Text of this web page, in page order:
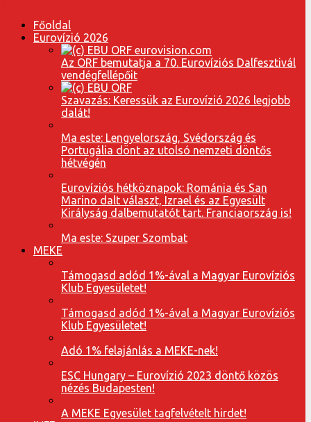
Főoldal
Eurovízió 2026
Az ORF bemutatja a 70. Eurovíziós Dalfesztivál
vendégfellépőit
Szavazás: Keressük az Eurovízió 2026 legjobb
dalát!
Ma este: Lengyelország, Svédország és
Portugália dönt az utolsó nemzeti döntős
hétvégén
Eurovíziós hétköznapok: Románia és San
Marino dalt választ, Izrael és az Egyesült
Királyság dalbemutatót tart. Franciaország is!
Ma este: Szuper Szombat
MEKE
Támogasd adód 1%-ával a Magyar Eurovíziós
Klub Egyesületet!
Támogasd adód 1%-ával a Magyar Eurovíziós
Klub Egyesületet!
Adó 1% felajánlás a MEKE-nek!
ESC Hungary – Eurovízió 2023 döntő közös
nézés Budapesten!
A MEKE Egyesület tagfelvételt hirdet!